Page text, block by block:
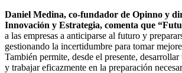
Daniel Medina, co-fundador de Opinno y
Innovación y Estrategia, comenta que
a las empresas a anticiparse al futuro y
gestionando la incertidumbre para tomar
También permite, desde el presente,
y trabajar eficazmente en la preparación